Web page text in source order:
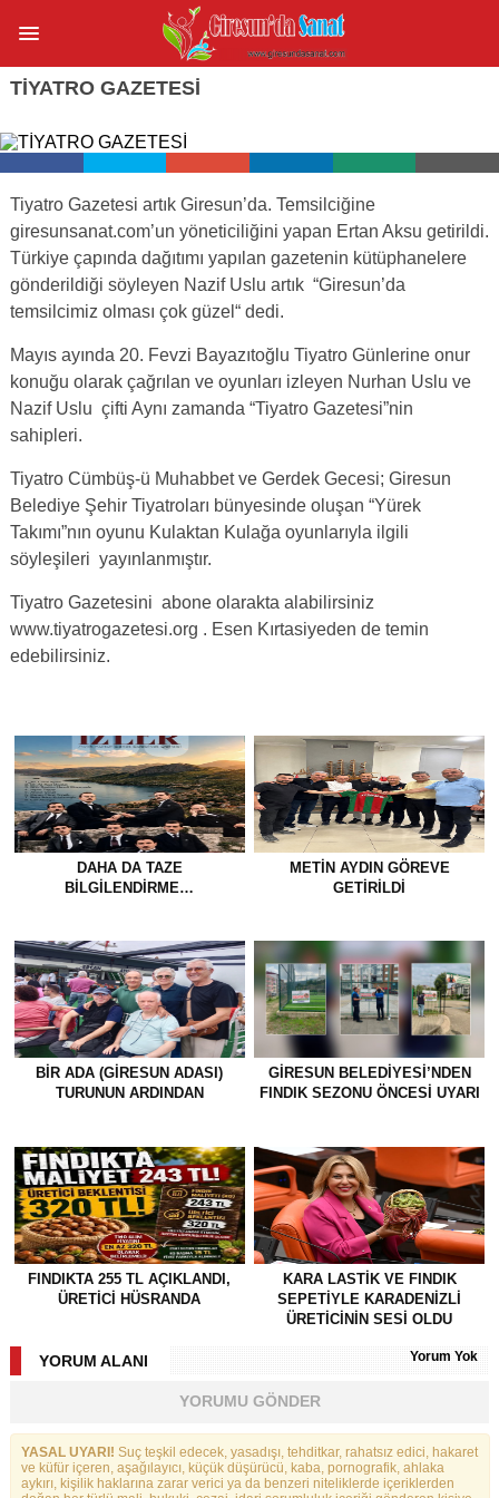
TİYATRO GAZETESİ
Tiyatro Gazetesi artık Giresun’da. Temsilciğine
giresunsanat.com’un yöneticiliğini yapan Ertan Aksu getirildi.
Türkiye çapında dağıtımı yapılan gazetenin kütüphanelere
gönderildiği söyleyen Nazif Uslu artık “Giresun’da
temsilcimiz olması çok güzel“ dedi.
Mayıs ayında 20. Fevzi Bayazıtoğlu Tiyatro Günlerine onur
konuğu olarak çağrılan ve oyunları izleyen Nurhan Uslu ve
Nazif Uslu çifti Aynı zamanda “Tiyatro Gazetesi”nin
sahipleri.
Tiyatro Cümbüş-ü Muhabbet ve Gerdek Gecesi; Giresun
Belediye Şehir Tiyatroları bünyesinde oluşan “Yürek
Takımı”nın oyunu Kulaktan Kulağa oyunlarıyla ilgili
söyleşileri yayınlanmıştır.
Tiyatro Gazetesini abone olarakta alabilirsiniz
www.tiyatrogazetesi.org . Esen Kırtasiyeden de temin
edebilirsiniz.
DAHA DA TAZE
BİLGİLENDİRME…
METİN AYDIN GÖREVE
GETİRİLDİ
BİR ADA (GİRESUN ADASI)
TURUNUN ARDINDAN
GİRESUN BELEDİYESİ’NDEN
FINDIK SEZONU ÖNCESİ UYARI
FINDIKTA 255 TL AÇIKLANDI,
ÜRETİCİ HÜSRANDA
KARA LASTİK VE FINDIK
SEPETİYLE KARADENİZLİ
ÜRETİCİNİN SESİ OLDU
YORUM ALANI Yorum Yok
YORUMU GÖNDER
YASAL UYARI! Suç teşkil edecek, yasadışı, tehditkar, rahatsız edici, hakaret
ve küfür içeren, aşağılayıcı, küçük düşürücü, kaba, pornografik, ahlaka
aykırı, kişilik haklarına zarar verici ya da benzeri niteliklerde içeriklerden